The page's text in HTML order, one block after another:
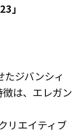
」
ジバンシィ
は、エレガン
リエイティブ